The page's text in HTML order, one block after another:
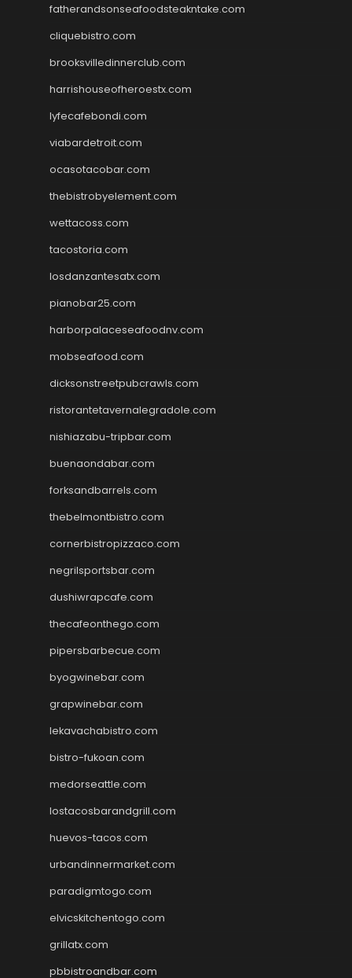
fatherandsonseafoodsteakntake.com
cliquebistro.com
brooksvilledinnerclub.com
harrishouseofheroestx.com
lyfecafebondi.com
viabardetroit.com
ocasotacobar.com
thebistrobyelement.com
wettacoss.com
tacostoria.com
losdanzantesatx.com
pianobar25.com
harborpalaceseafoodnv.com
mobseafood.com
dicksonstreetpubcrawls.com
ristorantetavernalegradole.com
nishiazabu-tripbar.com
buenaondabar.com
forksandbarrels.com
thebelmontbistro.com
cornerbistropizzaco.com
negrilsportsbar.com
dushiwrapcafe.com
thecafeonthego.com
pipersbarbecue.com
byogwinebar.com
grapwinebar.com
lekavachabistro.com
bistro-fukoan.com
medorseattle.com
lostacosbarandgrill.com
huevos-tacos.com
urbandinnermarket.com
paradigmtogo.com
elvicskitchentogo.com
grillatx.com
pbbistroandbar.com